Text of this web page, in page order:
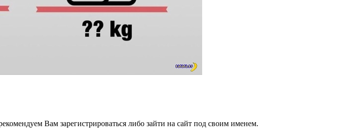
Вам зарегистрироваться либо зайти на сайт под своим именем.